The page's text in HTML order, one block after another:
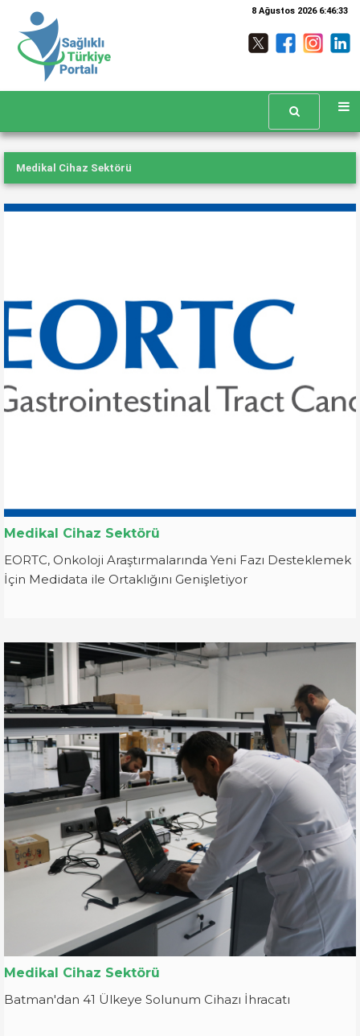
8 Ağustos 2026 6:46:34
Medikal Cihaz Sektörü
Medikal Cihaz Sektörü
EORTC, Onkoloji Araştırmalarında Yeni Fazı Desteklemek
İçin Medidata ile Ortaklığını Genişletiyor
Medikal Cihaz Sektörü
Batman'dan 41 Ülkeye Solunum Cihazı İhracatı